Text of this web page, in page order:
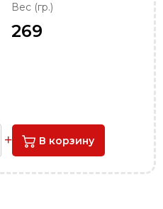
Вес (гр.)
269
В корзину